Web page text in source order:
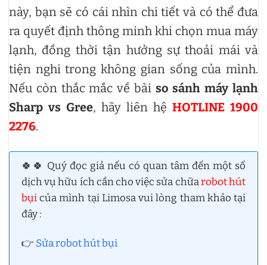
này, bạn sẽ có cái nhìn chi tiết và có thể đưa
ra quyết định thông minh khi chọn mua máy
lạnh, đồng thời tận hưởng sự thoải mái và
tiện nghi trong không gian sống của mình.
Nếu còn thắc mắc về bài so sánh máy lạnh
Sharp vs Gree, hãy liên hệ HOTLINE 1900
2276.
🍀🍀 Quý đọc giả nếu có quan tâm đến một số
dịch vụ hữu ích cần cho việc sửa chữarobot hút
bụicủa mình tại Limosa vui lòng tham khảo tại
đây :
👉 Sửa robot hút bụi